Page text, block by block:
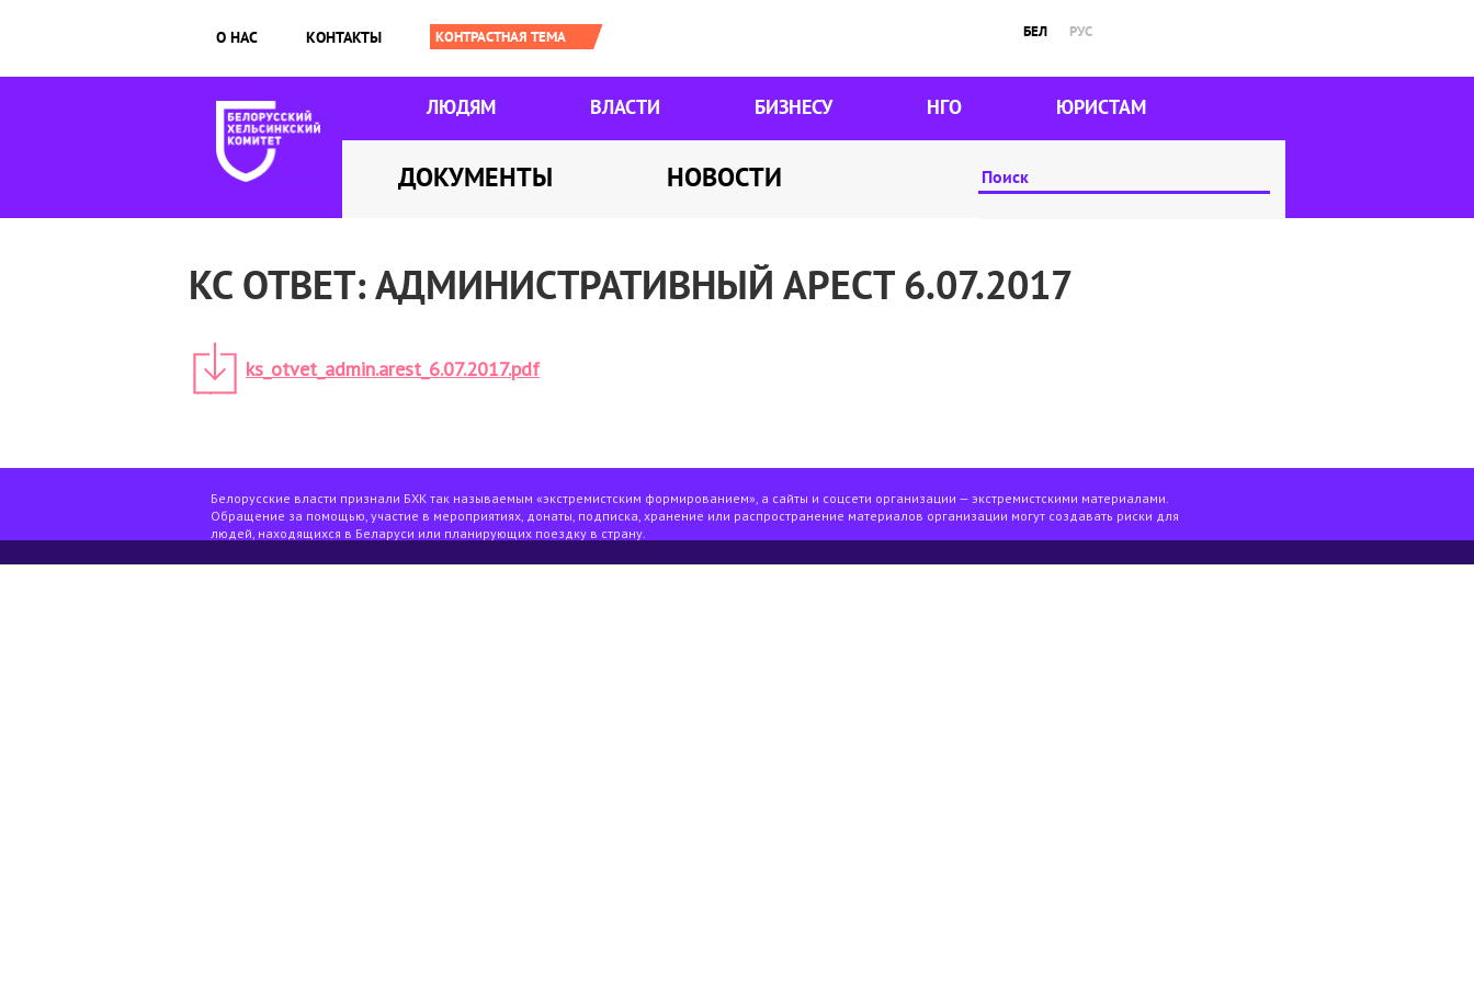
О НАС КОНТАКТЫ БЕЛ РУС
ЛЮДЯМ ВЛАСТИ БИЗНЕСУ НГО ЮРИСТАМ
ДОКУМЕНТЫ НОВОСТИ
КС ОТВЕТ: АДМИНИСТРАТИВНЫЙ АРЕСТ 6.07.2017
ks_otvet_admin.arest_6.07.2017.pdf
Белорусские власти признали БХК так называемым «экстремистским формированием», а сайты и соцсети организации — экстремистскими материалами.
Обращение за помощью, участие в мероприятиях, донаты, подписка, хранение или распространение материалов организации могут создавать риски для
людей, находящихся в Беларуси или планирующих поездку в страну.